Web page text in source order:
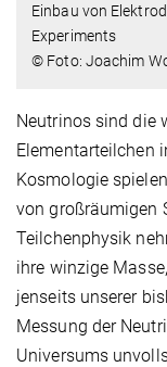
Einbau von
Experiments
© Foto: Joachim
Neutrinos sind die
Elementarteilchen
Kosmologie
von großräumigen
Teilchenphysik
ihre winzige
jenseits unserer
Messung der
Universums